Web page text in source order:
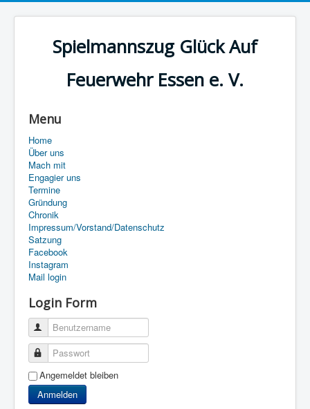
Spielmannszug Glück Auf
Feuerwehr Essen e. V.
Menu
Home
Über uns
Mach mit
Engagier uns
Termine
Gründung
Chronik
Impressum/Vorstand/Datenschutz
Satzung
Facebook
Instagram
Mail login
Login Form
Benutzername
Passwort
Angemeldet bleiben
Anmelden